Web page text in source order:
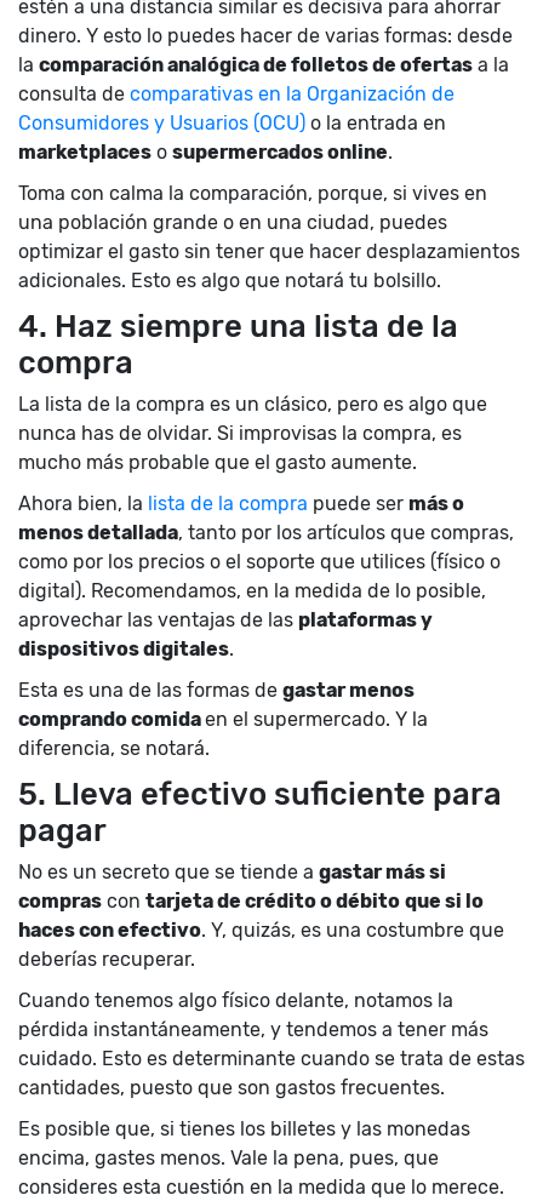
estén a una distancia similar es decisiva para ahorrar
dinero. Y esto lo puedes hacer de varias formas: desde
la comparación analógica de folletos de ofertas a la
consulta de comparativas en la Organización de
Consumidores y Usuarios (OCU) o la entrada en
marketplaces o supermercados online.
Toma con calma la comparación, porque, si vives en
una población grande o en una ciudad, puedes
optimizar el gasto sin tener que hacer desplazamientos
adicionales. Esto es algo que notará tu bolsillo.
4. Haz siempre una lista de la
compra
La lista de la compra es un clásico, pero es algo que
nunca has de olvidar. Si improvisas la compra, es
mucho más probable que el gasto aumente.
Ahora bien, la lista de la compra puede ser más o
menos detallada, tanto por los artículos que compras,
como por los precios o el soporte que utilices (físico o
digital). Recomendamos, en la medida de lo posible,
aprovechar las ventajas de las plataformas y
dispositivos digitales.
Esta es una de las formas de gastar menos
comprando comidaen el supermercado. Y la
diferencia, se notará.
5. Lleva efectivo suficiente para
pagar
No es un secreto que se tiende a gastar más si
compras con tarjeta de crédito o débito que si lo
haces con efectivo. Y, quizás, es una costumbre que
deberías recuperar.
Cuando tenemos algo físico delante, notamos la
pérdida instantáneamente, y tendemos a tener más
cuidado. Esto es determinante cuando se trata de estas
cantidades, puesto que son gastos frecuentes.
Es posible que, si tienes los billetes y las monedas
encima, gastes menos. Vale la pena, pues, que
consideres esta cuestión en la medida que lo merece.